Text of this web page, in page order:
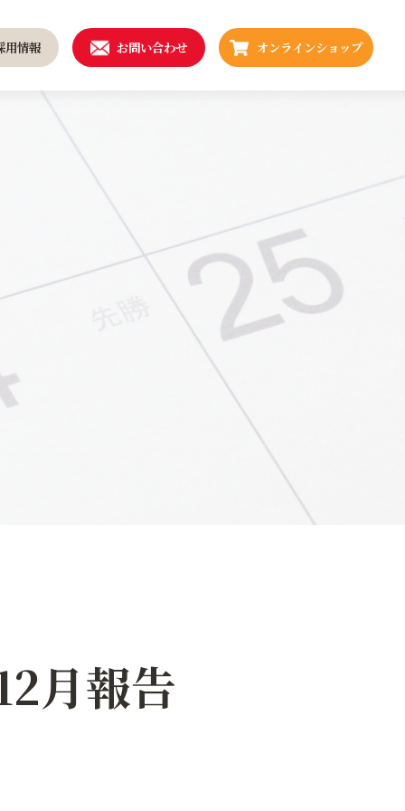
安全・安心の取り組み
可能な社会を実現するた
健康経営
用情報 お問い合わせ オンラインショップ
月報告